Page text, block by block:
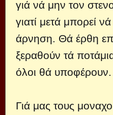
γιά νά μην τον
γιατί μετά μπορεί
άρνηση. Θά έρθη
ξεραθούν τά
όλοι θά υποφέρουν.
Γιά μας τους